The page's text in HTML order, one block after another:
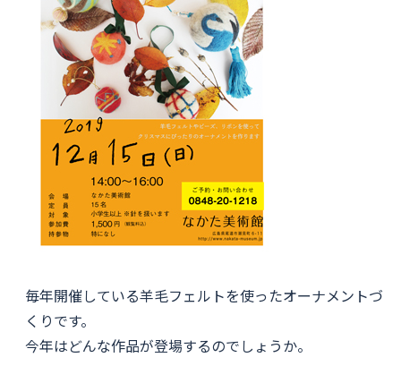
毎年開催している羊毛フェルトを使ったオーナメントづ
くりです。
今年はどんな作品が登場するのでしょうか。